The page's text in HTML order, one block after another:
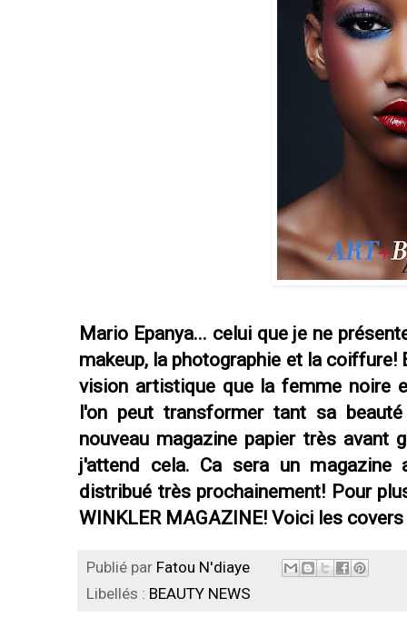
Mario Epanya... celui que je ne
makeup, la photographie et la
vision artistique que la femme noire
l'on peut transformer tant sa
nouveau magazine papier très avant
j'attend cela. Ca sera un magazine
distribué très prochainement! Pour
WINKLER MAGAZINE! Voici les
Publié par Fatou N'diaye
Libellés : BEAUTY NEWS